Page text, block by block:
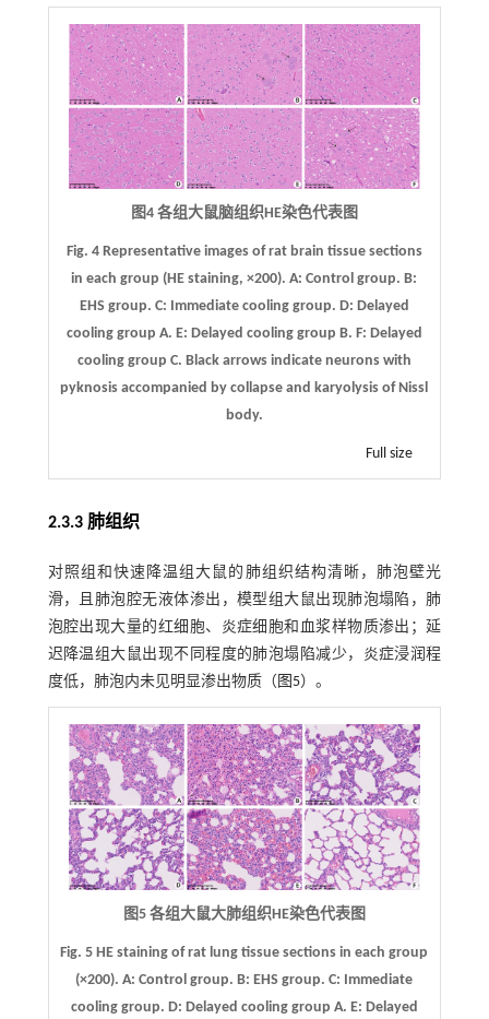
图4 各组大鼠脑组织HE染色代表图
Fig. 4 Representative images of rat brain tissue sections
in each group (HE staining, ×200).A: Control group.B:
EHS group. C: Immediate cooling group. D: Delayed
cooling group A. E: Delayed cooling group B. F: Delayed
cooling group C. Black arrows indicate neurons with
pyknosis accompanied by collapse and karyolysis of Nissl
body.
Full size
2.3.3 肺组织
对照组和快速降温组大鼠的肺组织结构清晰，肺泡壁光
滑，且肺泡腔无液体渗出，模型组大鼠出现肺泡塌陷，肺
泡腔出现大量的红细胞、炎症细胞和血浆样物质渗出；延
迟降温组大鼠出现不同程度的肺泡塌陷减少，炎症浸润程
度低，肺泡内未见明显渗出物质（ 图5）。
图5 各组大鼠大肺组织HE染色代表图
Fig. 5 HE staining of rat lung tissue sections in each group
(×200).A: Control group.B: EHS group.C: Immediate
cooling group. D: Delayed cooling group A. E: Delayed